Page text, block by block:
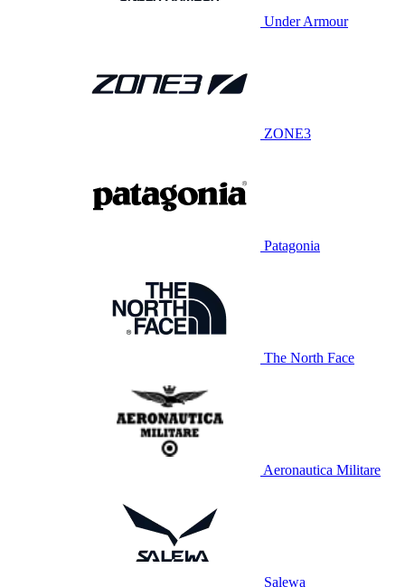
Under Armour
ZONE3
Patagonia
The North Face
Aeronautica Militare
Salewa